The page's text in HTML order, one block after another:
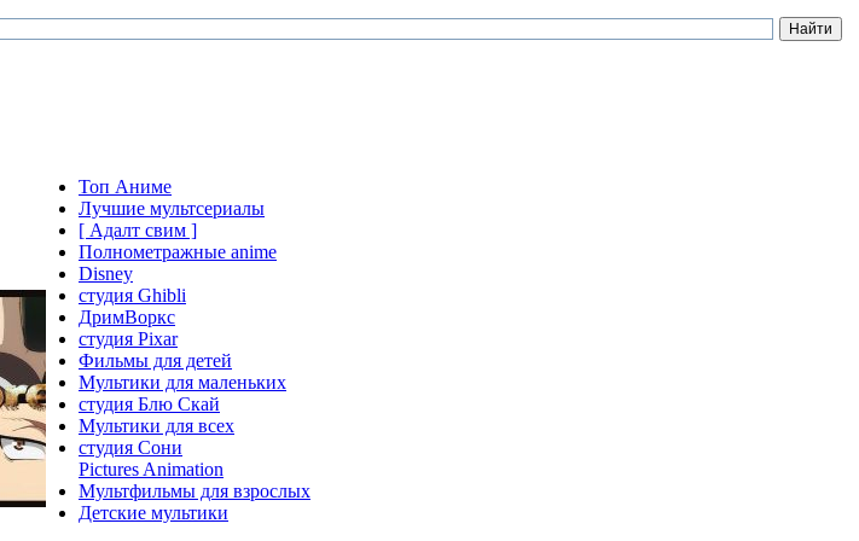
Топ Аниме
Лучшие мультсериалы
[ Адалт свим ]
Полнометражные anime
Disney
студия Ghibli
ДримВоркс
студия Pixar
Фильмы для детей
Мультики для маленьких
студия Блю Скай
Мультики для всех
студия Сони
Pictures Animation
Мультфильмы для взрослых
Детские мультики